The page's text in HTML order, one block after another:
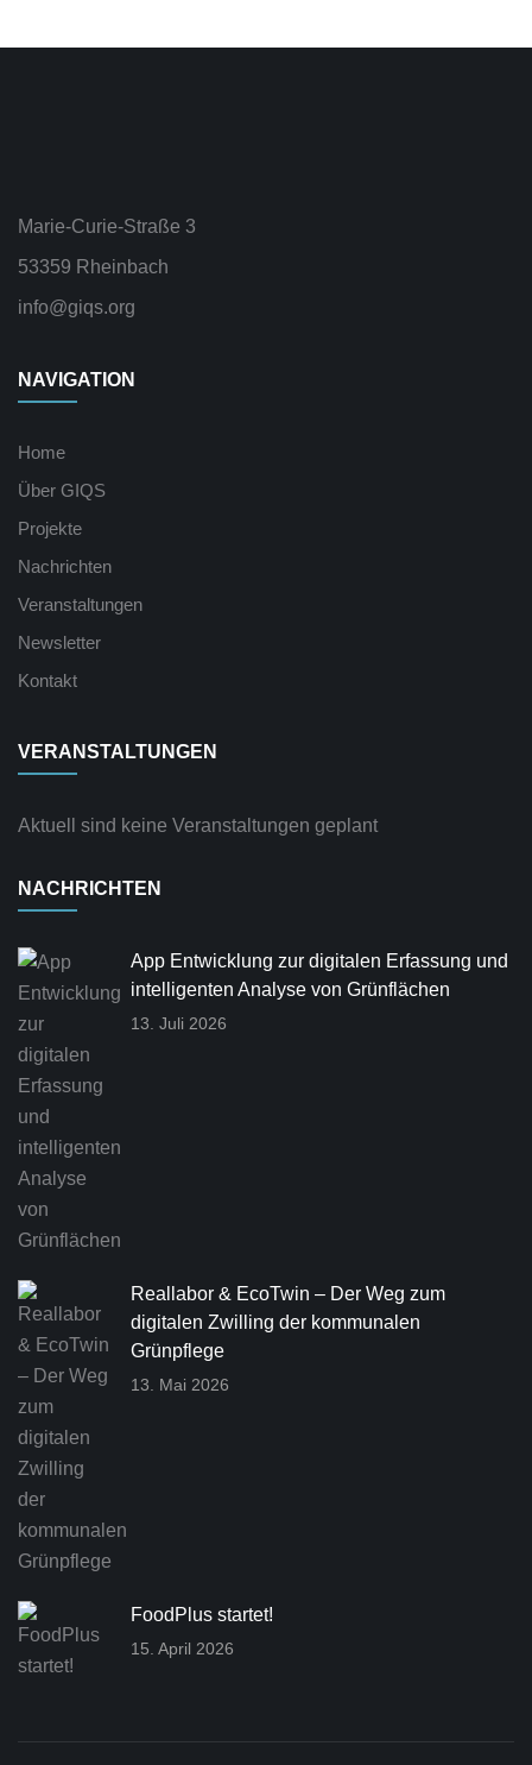
Marie-Curie-Straße 3
53359 Rheinbach
info@giqs.org
NAVIGATION
Home
Über GIQS
Projekte
Nachrichten
Veranstaltungen
Newsletter
Kontakt
VERANSTALTUNGEN
Aktuell sind keine Veranstaltungen geplant
NACHRICHTEN
App Entwicklung zur digitalen Erfassung und
intelligenten Analyse von Grünflächen
13. Juli 2026
Reallabor & EcoTwin – Der Weg zum
digitalen Zwilling der kommunalen
Grünpflege
13. Mai 2026
FoodPlus startet!
15. April 2026